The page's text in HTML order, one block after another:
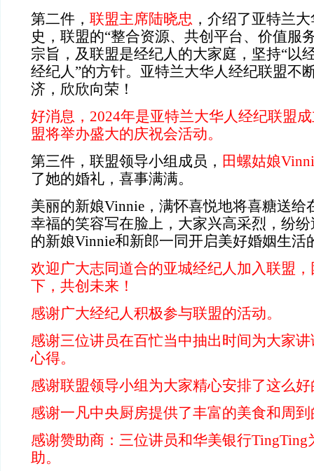
第二件， 联盟主席陆晓忠 ，介绍了亚特兰
史，联盟的“整合资源、共创平台、价值服
宗旨，及联盟是经纪人的大家庭，坚持“以
经纪人”的方针。亚特兰大华人经纪联盟不
济，欣欣向荣！
好消息， 2024年是亚特兰大华人经纪联盟
盟将举办盛大的庆祝会活动。
第三件，联盟领导小组成员， 田螺姑娘
了她的婚礼，喜事满满。
美丽的新娘Vinnie ，满怀喜悦地将喜糖送
幸福的笑容写在脸上，大家兴高采烈，纷
的新娘Vinnie和新郎一同开启美好婚姻生活
欢迎广大志同道合的亚城经纪人加入联盟
下，共创未来！
感谢广大经纪人积极参与联盟的活动。
感谢三位讲员在百忙当中抽出时间为大家
心得。
感谢联盟领导小组为大家精心安排了这么
感谢一凡中央厨房提供了丰富的美食和周
感谢赞助商：三位讲员和华美银行TingTing
助。